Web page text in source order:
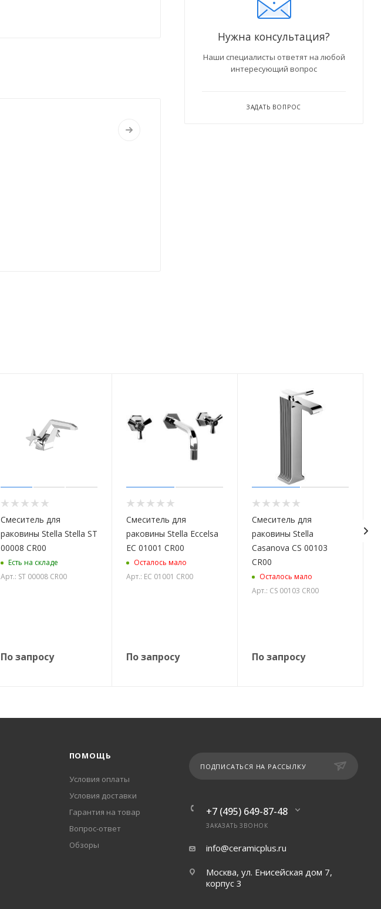
Нужна консультация?
Наши специалисты ответят на любой
интересующий вопрос
ЗАДАТЬ ВОПРОС
Смеситель для
раковины Stella Stella ST
00008 CR00
Есть на складе
Арт.: ST 00008 CR00
По запросу
Смеситель для
раковины Stella Eccelsa
EC 01001 CR00
Осталось мало
Арт.: EC 01001 CR00
По запросу
Смеситель для
раковины Stella
Casanova CS 00103
CR00
Осталось мало
Арт.: CS 00103 CR00
По запросу
ПОМОЩЬ
Условия оплаты
Условия доставки
Гарантия на товар
Вопрос-ответ
Обзоры
ПОДПИСАТЬСЯ НА РАССЫЛКУ
+7 (495) 649-87-48
ЗАКАЗАТЬ ЗВОНОК
info@ceramicplus.ru
Москва, ул. Енисейская дом 7,
корпус 3